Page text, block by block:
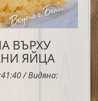
ВЪРХУ
ЯЙЦА
/ Видяна: